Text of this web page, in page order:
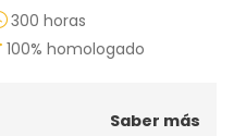
300 horas
100% homologado
Saber más